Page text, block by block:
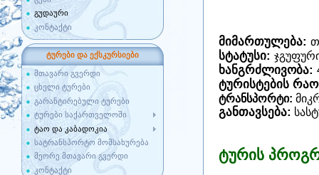
გუდაური
კონტაქტი
ტურები და ექსკურსიები
მთავარი გვერდი
ცხელი ტურები
გარანტირებული ტურები
ტურები საქართველოში
ტაო და კაბადოკია
სატრანსპორტო მომსახურება
მეორე მთავარი გვერდი
კონტაქტი
მიმართულება:
სტატუსი:
ხანგრძლივობა:
ტურისტების
ტრანსპორტი:
განთავსება:
ტურის